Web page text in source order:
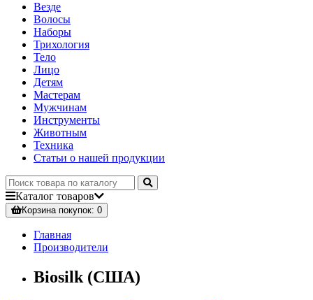
Везде
Волосы
Наборы
Трихология
Тело
Лицо
Детям
Мастерам
Мужчинам
Инструменты
Животным
Техника
Статьи о нашей продукции
Каталог товаров
Корзинапокупок: 0
Главная
Производители
Biosilk (США)